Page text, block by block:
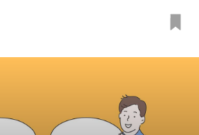
진가가 아니라 그들에게 개인적 손실이 가해질